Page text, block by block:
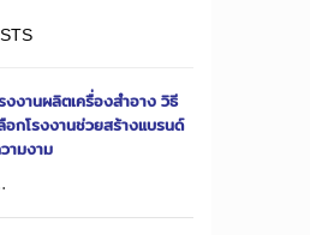
งงานผลิตเครื่องสำอาง วิธี
อกโรงงานช่วยสร้างแบรนด์
ามงาม